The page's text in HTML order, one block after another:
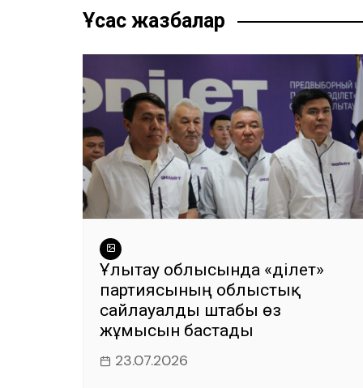
o
k
p m g
записям
Ұқсас жазбалар
Ұлытау облысында «Әділет»
партиясының облыстық
сайлауалды штабы өз
жұмысын бастады
23.07.2026